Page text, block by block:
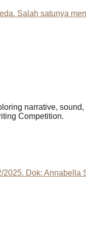
narrative,
Competition.